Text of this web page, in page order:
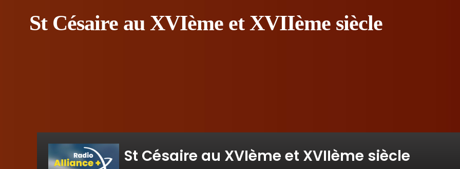
St Césaire au XVIème et XVIIème siècle
St Césaire au XVIème et XVIIème siècle